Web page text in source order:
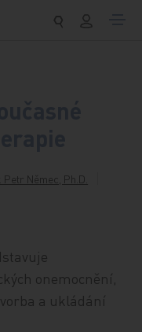
Petr Němec, Ph.D.
onemocnění,
a ukládání